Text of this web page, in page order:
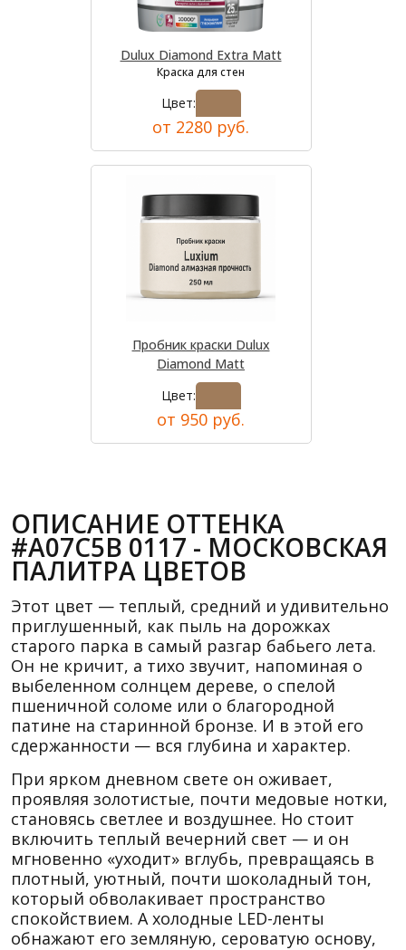
Dulux Diamond Extra Matt
Краска для стен
Цвет:
от 2280 руб.
Пробник краски Dulux
Diamond Matt
Цвет:
от 950 руб.
ОПИСАНИЕ ОТТЕНКА
#A07C5B 0117 - МОСКОВСКАЯ
ПАЛИТРА ЦВЕТОВ
Этот цвет — теплый, средний и удивительно
приглушенный, как пыль на дорожках
старого парка в самый разгар бабьего лета.
Он не кричит, а тихо звучит, напоминая о
выбеленном солнцем дереве, о спелой
пшеничной соломе или о благородной
патине на старинной бронзе. И в этой его
сдержанности — вся глубина и характер.
При ярком дневном свете он оживает,
проявляя золотистые, почти медовые нотки,
становясь светлее и воздушнее. Но стоит
включить теплый вечерний свет — и он
мгновенно «уходит» вглубь, превращаясь в
плотный, уютный, почти шоколадный тон,
который обволакивает пространство
спокойствием. А холодные LED-ленты
обнажают его земляную, сероватую основу,